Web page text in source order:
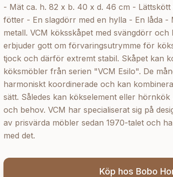
- Mät ca. h. 82 x b. 40 x d. 46 cm -
fötter - En slagdörr med en hylla - En låda -
metall. VCM köksskåpet med svängdörr
erbjuder gott om förvaringsutrymme för
tjock och därför extremt stabil. Skåpet kan
köksmöbler från serien "VCM Esilo". De
harmoniskt koordinerade och kan
sätt. Således kan kökselement eller
och behov. VCM har specialiserat sig på
av prisvärda möbler sedan 1970-talet och
med det.
Köp hos Bobo